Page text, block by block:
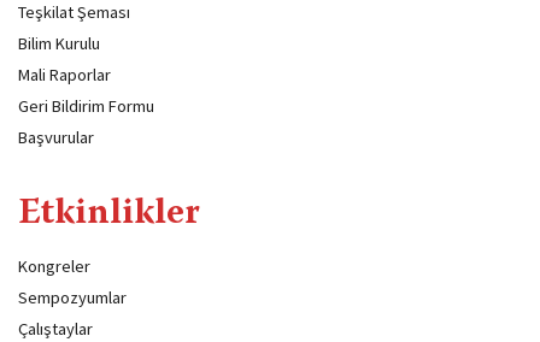
Teşkilat Şeması
Bilim Kurulu
Mali Raporlar
Geri Bildirim Formu
Başvurular
Etkinlikler
Kongreler
Sempozyumlar
Çalıştaylar